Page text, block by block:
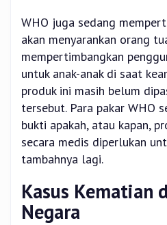
WHO juga sedang
akan menyarankan orang
mempertimbangkan
untuk anak-anak di saat
produk ini masih belum
tersebut. Para pakar WHO
bukti apakah, atau kapan,
secara medis diperlukan
tambahnya lagi.
Kasus Kematian
Negara